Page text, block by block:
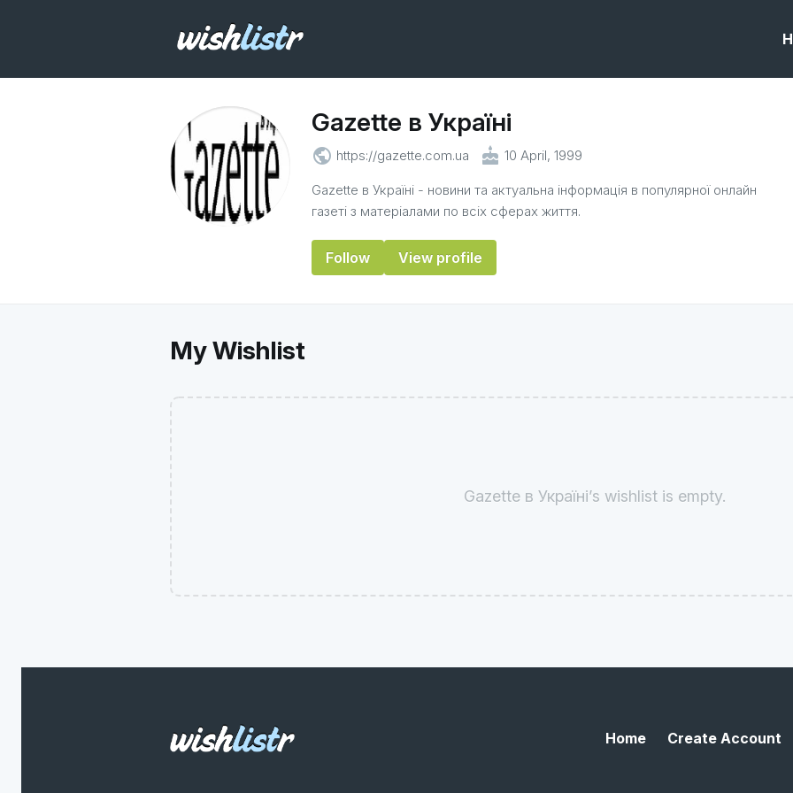
Gazette в Україні
public https://gazette.com.ua cake 10 April, 1999
Gazette в Україні - новини та актуальна інформація в популярної онлайн
газеті з матеріалами по всіх сферах життя.
Follow View profile
My Wishlist
Gazette в Україні’s wishlist is empty.
Home Create Account